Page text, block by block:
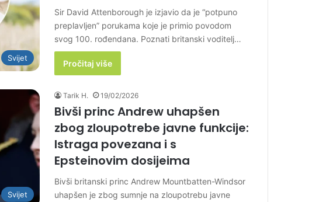
Svijet
Sir David Attenborough je izjavio da je “potpuno
preplavljen” porukama koje je primio povodom
svog 100. rođendana. Poznati britanski voditelj…
Pročitaj više
Svijet
Tarik H. 19/02/2026
Bivši princ Andrew uhapšen
zbog zloupotrebe javne funkcije:
Istraga povezana i s
Epsteinovim dosijeima
Bivši britanski princ Andrew Mountbatten-Windsor
uhapšen je zbog sumnje na zloupotrebu javne